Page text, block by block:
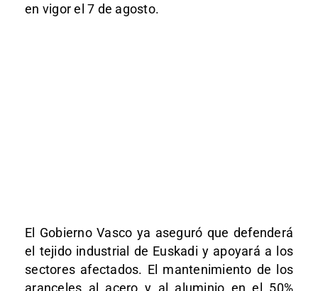
en vigor el 7 de agosto.
El Gobierno Vasco ya aseguró que defenderá
el tejido industrial de Euskadi y apoyará a los
sectores afectados. El mantenimiento de los
aranceles al acero y al aluminio en el 50%